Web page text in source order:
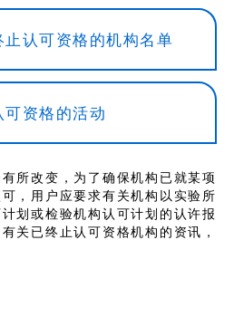
认可资格的机构名单
可资格的活动
所改变，为了确保机构已就某项
，用户应要求有关机构以实验所
划或检验机构认可计划的认许报
关已终止认可资格机构的资讯，